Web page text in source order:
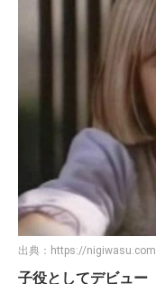
出典： https://nigiwasu.com
子役としてデビュー